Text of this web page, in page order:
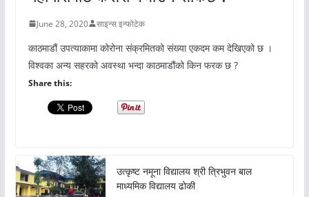
June 28, 2020 साइन्स इन्फोटेक
काठमाडौं उपत्याकामा कोरोना संक्रमितको संख्या एकदम कम देखिएको छ ।
विश्वका अन्य सहरको अवस्था भन्दा काठमाडौंको किन फरक छ ?
Share this:
उत्कृष्ट नमूना विद्यालय श्री त्रिभुवन बाल
माध्यमिक विद्यालय ढोकी